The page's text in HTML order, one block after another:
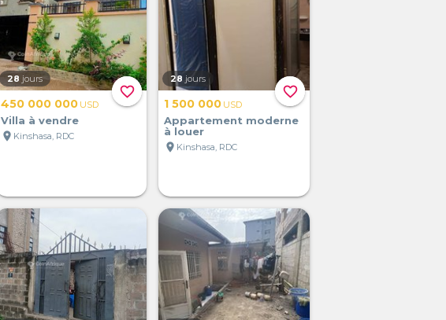
favorite_border
28 jours
450 000 000 USD
Villa à vendre
location_on Kinshasa, RDC
favorite_border
28 jours
1 500 000 USD
Appartement moderne
à louer
location_on Kinshasa, RDC